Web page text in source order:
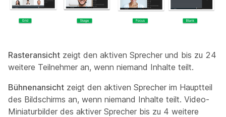
Rasteransicht zeigt den aktiven Sprecher und bis zu 24
weitere Teilnehmer an, wenn niemand Inhalte teilt.
Bühnenansicht zeigt den aktiven Sprecher im Hauptteil
des Bildschirms an, wenn niemand Inhalte teilt. Video-
Miniaturbilder des aktiver Sprecher bis zu 4 weitere